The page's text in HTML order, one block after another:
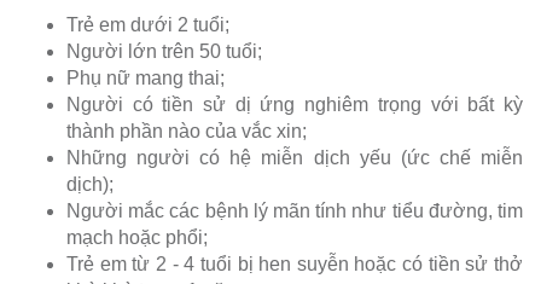
Trẻ em dưới 2 tuổi;
Người lớn trên 50 tuổi;
Phụ nữ mang thai;
Người có tiền sử dị ứng nghiêm trọng với bất kỳ
thành phần nào của vắc xin;
Những người có hệ miễn dịch yếu (ức chế miễn
dịch);
Người mắc các bệnh lý mãn tính như tiểu đường, tim
mạch hoặc phổi;
Trẻ em từ 2 - 4 tuổi bị hen suyễn hoặc có tiền sử thở